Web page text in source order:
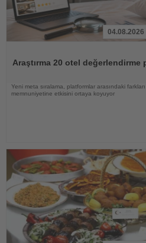
04.08.2026
Araştırma 20 otel değerlendirme
Yeni meta sıralama, platformlar arasındaki
memnuniyetine etkisini ortaya koyuyor